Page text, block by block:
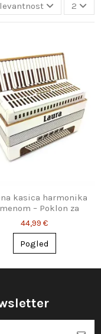
2
kasica harmonika
– Poklon za
harmonike
44,99 €
Pogled